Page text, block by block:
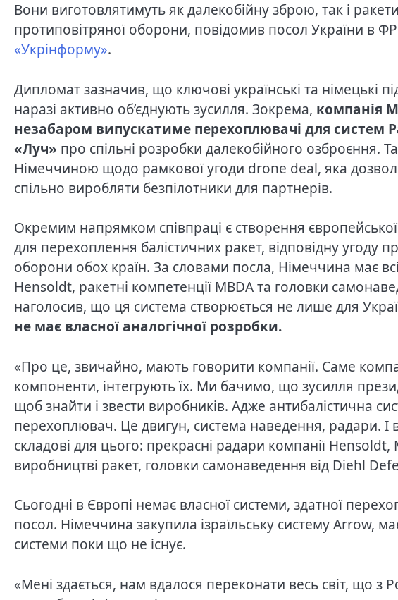
Вони виготовлятимуть як далекобійну зброю, так і
протиповітряної оборони, повідомив посол України в
«Укрінформу».
Дипломат зазначив, що ключові українські та німецькі
наразі активно об’єднують зусилля. Зокрема, компанія
незабаром випускатиме перехоплювачі для систем
«Луч» про спільні розробки далекобійного озброєння.
Німеччиною щодо рамкової угоди drone deal, яка
спільно виробляти безпілотники для партнерів.
Окремим напрямком співпраці є створення
для перехоплення балістичних ракет, відповідну угоду
оборони обох країн. За словами посла, Німеччина має
Hensoldt, ракетні компетенції MBDA та головки
наголосив, що ця система створюється не лише для
не має власної аналогічної розробки.
«Про це, звичайно, мають говорити компанії. Саме
компоненти, інтегрують їх. Ми бачимо, що зусилля
щоб знайти і звести виробників. Адже антибалістична
перехоплювач. Це двигун, система наведення, радари. І
складові для цього: прекрасні радари компанії Hensoldt,
виробництві ракет, головки самонаведення від Diehl
Сьогодні в Європі немає власної системи, здатної
посол. Німеччина закупила ізраїльську систему Arrow,
системи поки що не існує.
«Мені здається, нам вдалося переконати весь світ, що з